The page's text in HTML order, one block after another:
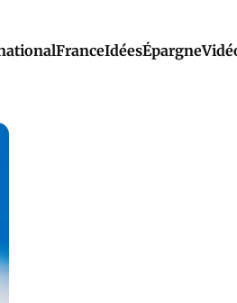
FranceIdéesÉpargne